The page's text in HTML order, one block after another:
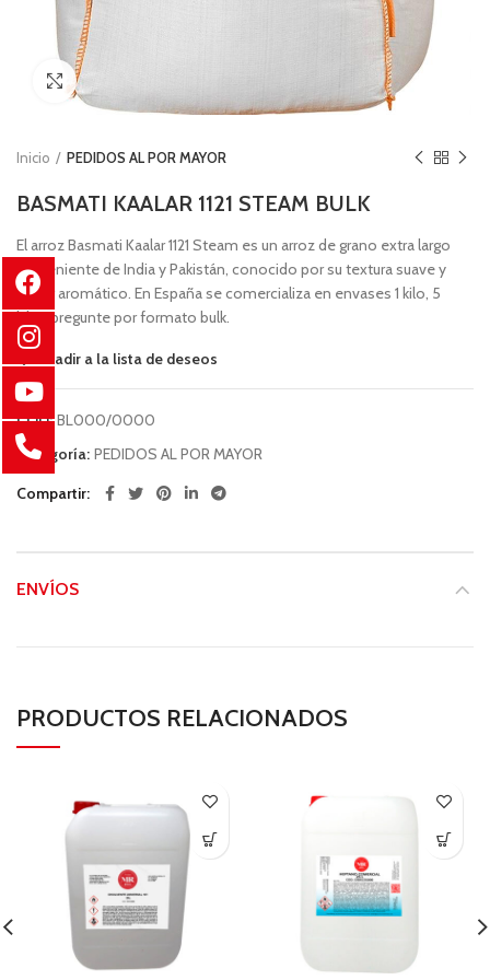
Clic para ampliar
Inicio PEDIDOS AL POR MAYOR
BASMATI KAALAR 1121 STEAM BULK
El arroz Basmati Kaalar 1121 Steam es un arroz de grano extra largo
proveniente de India y Pakistán, conocido por su textura suave y
sabor aromático. En España se comercializa en envases 1 kilo, 5
kilos pregunte por formato bulk.
Añadir a la lista de deseos
COD:BL000/0000
Categoría: PEDIDOS AL POR MAYOR
Compartir
ENVÍOS
PRODUCTOS RELACIONADOS